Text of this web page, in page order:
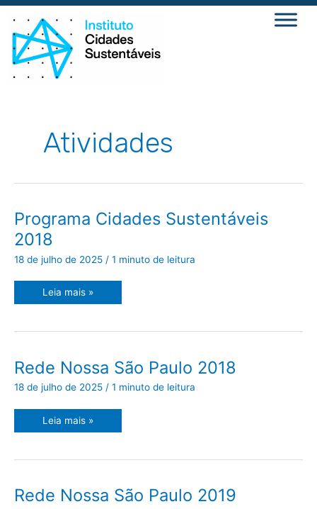
Ir
para
conteúdo
Atividades
Programa Cidades Sustentáveis
2018
18 de julho de 2025 / 1 minuto de leitura
Cidades
Sustentáveis
2018
Leia mais »
Rede Nossa São Paulo 2018
18 de julho de 2025 / 1 minuto de leitura
Rede
Nossa
Paulo
Leia mais »
Rede Nossa São Paulo 2019
Rede
Nossa